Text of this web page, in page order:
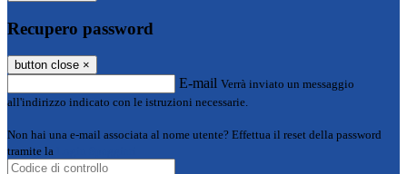
Recupero password
button close ×
E-mail Verrà inviato un messaggio
all'indirizzo indicato con le istruzioni necessarie.
Non hai una e-mail associata al nome utente? Effettua il reset della password
tramite la